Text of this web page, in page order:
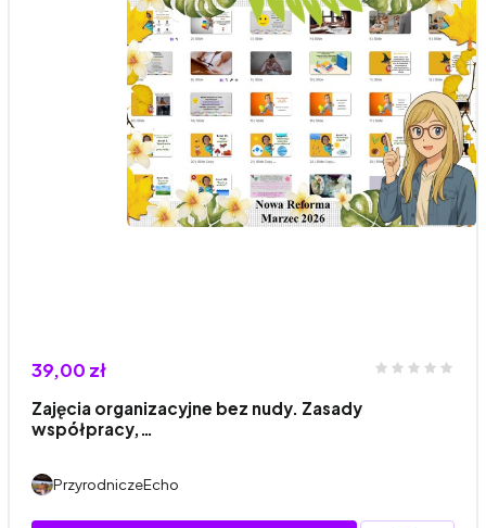
39,00 zł
Zajęcia organizacyjne bez nudy. Zasady
współpracy,…
PrzyrodniczeEcho